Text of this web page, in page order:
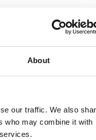
About
our traffic. We also
who may combine it with
fik pressen et smugkig ind
hele udvidelsen fra
kvadratmeter-store
projekt med
og nye
Salling, næstformand
søjler og lofthængte,
audiovisuel
galleri med 4,5 millioner
2025.